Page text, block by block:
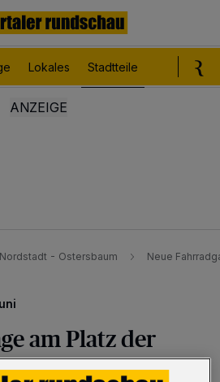
Lokales Stadtteile
Nordstadt - Ostersbaum Neue
am Platz der
eingeweiht